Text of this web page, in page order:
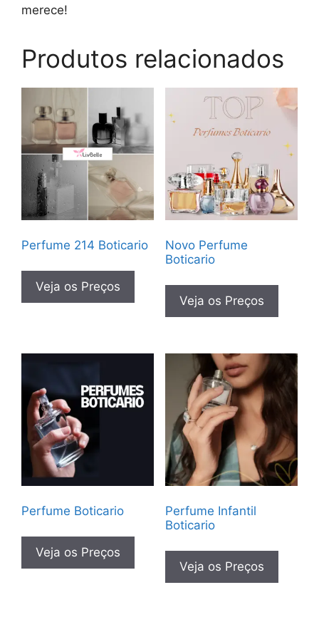
merece!
Produtos relacionados
Perfume 214 Boticario
Veja os Preços
Novo Perfume
Boticario
Veja os Preços
Perfume Boticario
Veja os Preços
Perfume Infantil
Boticario
Veja os Preços